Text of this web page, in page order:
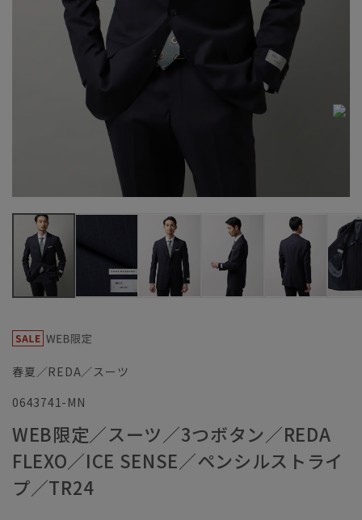
春夏／REDA／スーツ
0643741-MN
WEB限定／スーツ／3つボタン／REDA
FLEXO／ICE SENSE／ペンシルストライ
プ／TR24